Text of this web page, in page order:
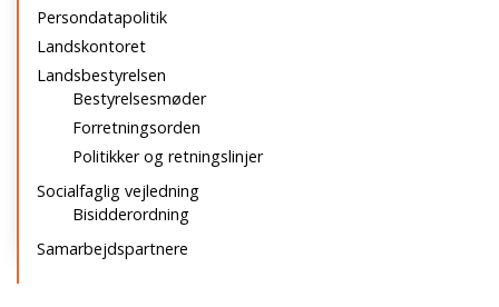
Persondatapolitik
Landskontoret
Landsbestyrelsen
Bestyrelsesmøder
Forretningsorden
Politikker og retningslinjer
Socialfaglig vejledning
Bisidderordning
Samarbejdspartnere